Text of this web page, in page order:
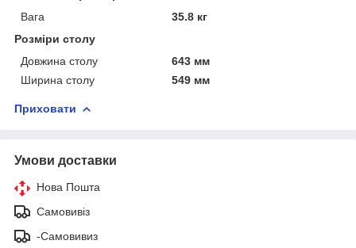
Вага
35.8 кг
Розміри столу
Довжина столу
643 мм
Ширина столу
549 мм
Приховати
Умови доставки
Нова Пошта
Самовивіз
-Самовивиз